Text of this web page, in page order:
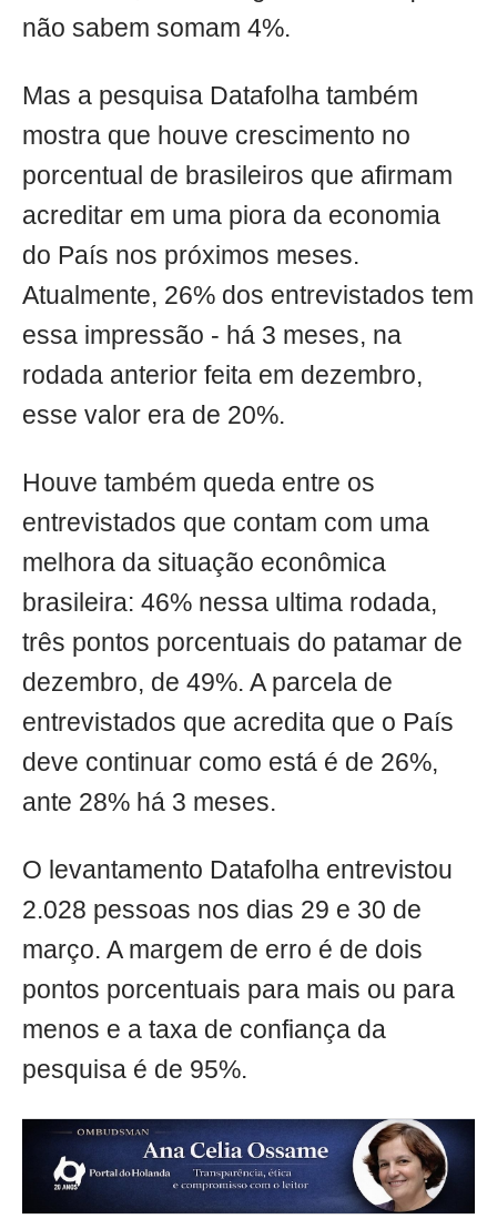
não sabem somam 4%.
Mas a pesquisa Datafolha também
mostra que houve crescimento no
porcentual de brasileiros que afirmam
acreditar em uma piora da economia
do País nos próximos meses.
Atualmente, 26% dos entrevistados tem
essa impressão - há 3 meses, na
rodada anterior feita em dezembro,
esse valor era de 20%.
Houve também queda entre os
entrevistados que contam com uma
melhora da situação econômica
brasileira: 46% nessa ultima rodada,
três pontos porcentuais do patamar de
dezembro, de 49%. A parcela de
entrevistados que acredita que o País
deve continuar como está é de 26%,
ante 28% há 3 meses.
O levantamento Datafolha entrevistou
2.028 pessoas nos dias 29 e 30 de
março. A margem de erro é de dois
pontos porcentuais para mais ou para
menos e a taxa de confiança da
pesquisa é de 95%.